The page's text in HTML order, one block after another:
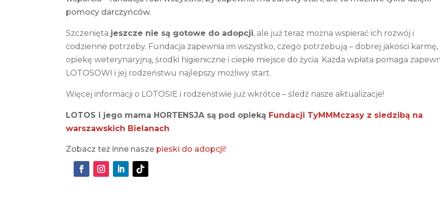
pomocy darczyńców.
Szczenięta jeszcze nie są gotowe do adopcji, ale już teraz można wspierać ich rozwój i
codzienne potrzeby. Fundacja zapewnia im wszystko, czego potrzebują – dobrej jakości karmę,
opiekę weterynaryjną, środki higieniczne i ciepłe miejsce do życia. Każda wpłata pomaga
LOTOSOWI i jej rodzeństwu najlepszy możliwy start.
Więcej informacji o LOTOSIE i rodzeństwie już wkrótce – śledź nasze aktualizacje!
LOTOS i jego mama HORTENSJA są pod opieką Fundacji TyMMMczasy z siedzibą na
warszawskich Bielanach
Zobacz też inne nasze pieski do adopcji!